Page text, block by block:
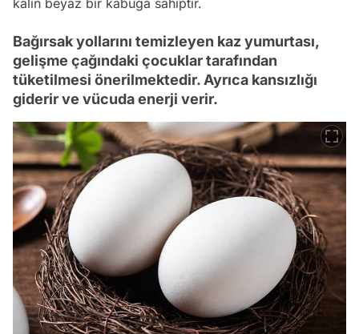
Bağırsak yollarını temizleyen kaz yumurtası,
gelişme çağındaki çocuklar tarafından
tüketilmesi önerilmektedir. Ayrıca kansızlığı
giderir ve vücuda enerji verir.